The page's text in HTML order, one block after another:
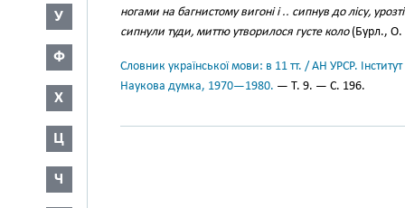
У
Ф
Х
Ц
Ч
ногами на багнистому вигоні і .. сипнув до лісу,
сипнули туди, миттю утворилося густе коло(Бурл., О.
Словник української мови: в 11 тт. / АН УРСР.
Наукова думка, 1970—1980. — Т. 9. — С. 196.